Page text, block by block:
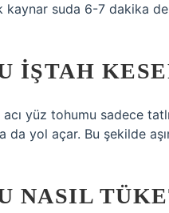
kaynar suda 6-7 dakika
IŞTAH
yüz tohumu sadece
da yol açar. Bu şekilde
NASIL